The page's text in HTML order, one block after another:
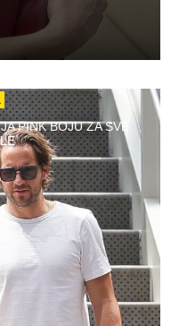
PINK BOJU ZA SVE